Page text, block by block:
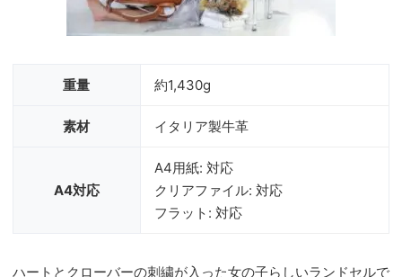
重量 約1,430g
素材 イタリア製牛革
A4対応
A4用紙: 対応
クリアファイル: 対応
フラット: 対応
ハートとクローバーの刺繍が入った女の子らしいランドセルで